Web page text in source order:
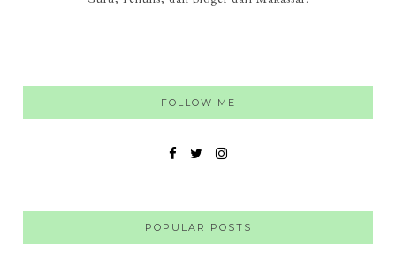
FOLLOW ME
POPULAR POSTS